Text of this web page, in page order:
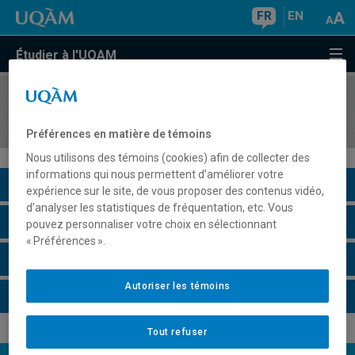
FR EN
Étudier à l'UQAM
COURS//
Description du cours
Horaire - Été 2026
Préférences en matière de témoins
Nous utilisons des témoins (cookies) afin de collecter des
informations qui nous permettent d’améliorer votre
expérience sur le site, de vous proposer des contenus vidéo,
d’analyser les statistiques de fréquentation, etc. Vous
pouvez personnaliser votre choix en sélectionnant
« Préférences ».
Tout refuser
Autoriser les témoins